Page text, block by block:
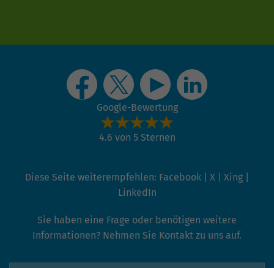
Google-Bewertung
4.6 von 5 Sternen
Diese Seite weiterempfehlen: Facebook X Xing
LinkedIn
Sie haben eine Frage oder benötigen weitere
Informationen? Nehmen Sie Kontakt zu uns auf.